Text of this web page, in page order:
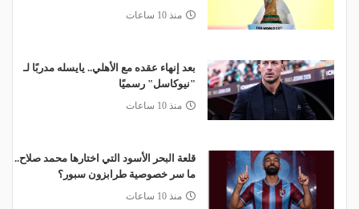
منذ 10 ساعات
بعد إنهاء عقده مع الأهلي.. يايسله مدربًا لـ
"نيوكاسل" رسميًا
منذ 10 ساعات
قلعة البحر الأسود التي اختارها محمد صلاح..
ما سر خصوصية طرابزون سبور؟
منذ 10 ساعات